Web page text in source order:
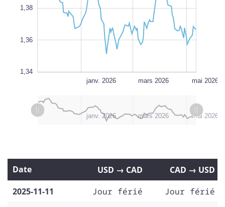
1,35
1,38
1,36
1,34
janv. 2026 mars 2026 mai 2026
lnov. 2025 janv. 2026 mars 2026 mai 2026
juill. 2026
100%
Date USD → CAD
CAD → USD
2025-11-11
Jour férié
Jour férié